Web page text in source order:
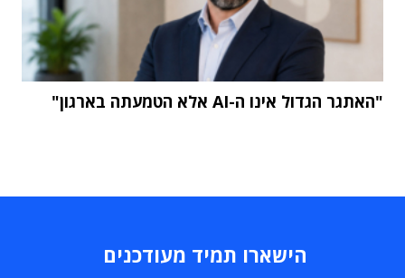
"האתגר הגדול אינו ה-AI אלא הטמעתה בארגון"
הישארו תמיד מעודכנים